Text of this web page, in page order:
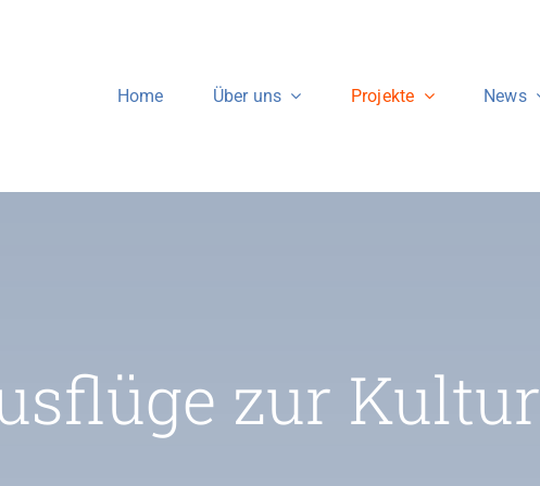
Home Über uns Projekte News
zur Kultur